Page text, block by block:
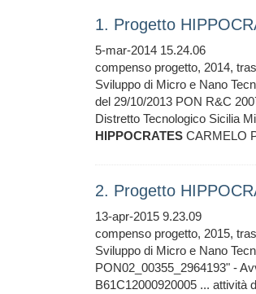
1. Progetto
5-mar-2014 15.24.06
compenso progetto, 2014,
Sviluppo di Micro e Nano
del 29/10/2013 PON R&C
Distretto Tecnologico Sicilia
HIPPOCRATES CARMELO
2. Progetto
13-apr-2015 9.23.09
compenso progetto, 2015,
Sviluppo di Micro e Nano
PON02_00355_2964193" -
B61C12000920005 ... attività